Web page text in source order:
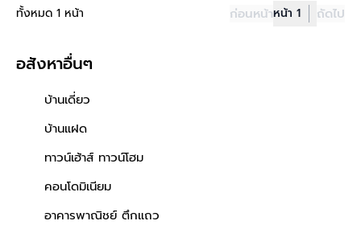
ทั้งหมด 1 หน้า ก่อนหน้าหน้า 1 ถัดไป
อสังหาอื่นๆ
บ้านเดี่ยว
บ้านแฝด
ทาวน์เฮ้าส์ ทาวน์โฮม
คอนโดมิเนียม
อาคารพาณิชย์ ตึกแถว